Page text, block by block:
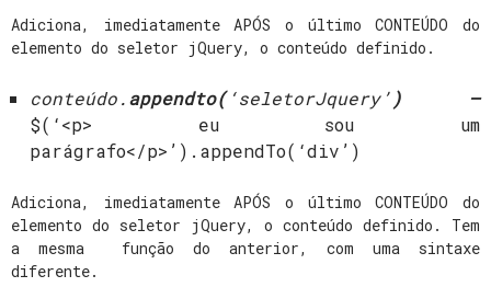
Adiciona, imediatamente APÓS o último CONTEÚDO do
elemento do seletor jQuery, o conteúdo definido.
conteúdo.appendto(‘seletorJquery’ ) –
$(‘<p> eu sou um
parágrafo</p>’).appendTo(‘div’)
Adiciona, imediatamente APÓS o último CONTEÚDO do
elemento do seletor jQuery, o conteúdo definido. Tem
a mesma função do anterior, com uma sintaxe
diferente.